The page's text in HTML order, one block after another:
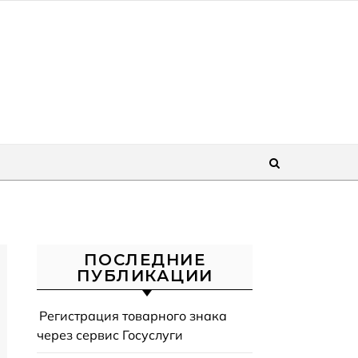
ПОСЛЕДНИЕ
ПУБЛИКАЦИИ
Регистрация товарного знака
через сервис Госуслуги